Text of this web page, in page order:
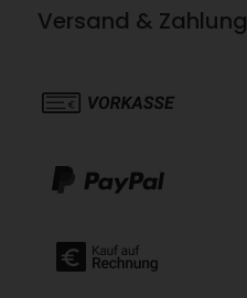
Versand & Zahlung